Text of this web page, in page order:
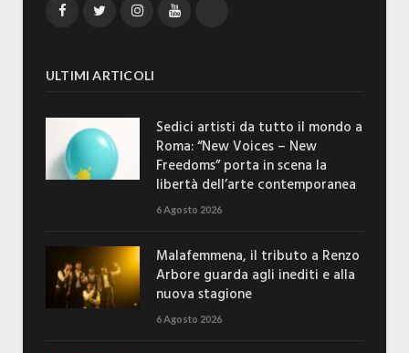
FacebookTwitterInstagramYouTube
ULTIMI ARTICOLI
Sedici artisti da tutto il mondo a
Roma: “New Voices – New
Freedoms” porta in scena la
libertà dell’arte contemporanea
6 Agosto 2026
Malafemmena, il tributo a Renzo
Arbore guarda agli inediti e alla
nuova stagione
6 Agosto 2026